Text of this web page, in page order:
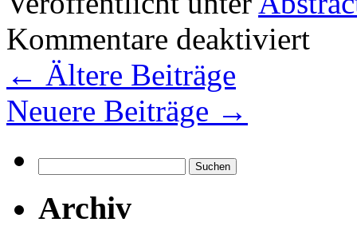
Kommentare deaktiviert
← Ältere Beiträge
Neuere Beiträge →
nach:
Archiv